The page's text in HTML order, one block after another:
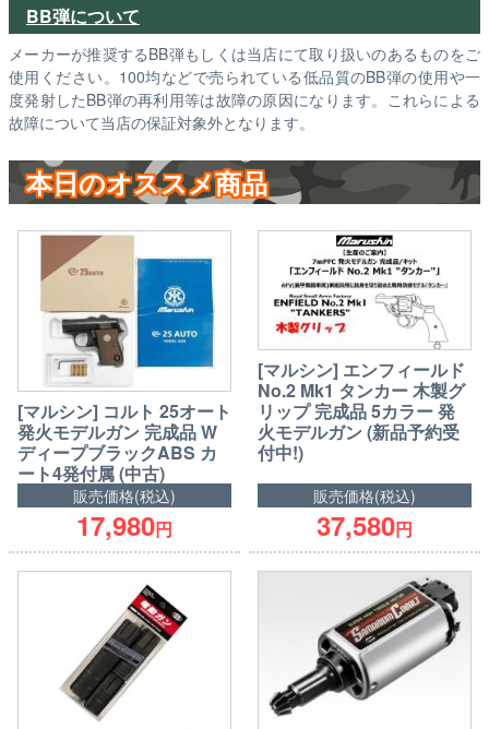
BB弾について
メーカーが推奨するBB弾もしくは当店にて取り扱いのあるものをご
使用ください。100均などで売られている低品質のBB弾の使用や一
度発射したBB弾の再利用等は故障の原因になります。これらによる
故障について当店の保証対象外となります。
本日のオススメ商品
[マルシン] コルト 25オート
発火モデルガン 完成品 W
ディープブラックABS カ
ート4発付属 (中古)
販売価格(税込)
17,980円
[マルシン] エンフィールド
No.2 Mk1 タンカー 木製グ
リップ 完成品 5カラー 発
火モデルガン (新品予約受
付中!)
販売価格(税込)
37,580円